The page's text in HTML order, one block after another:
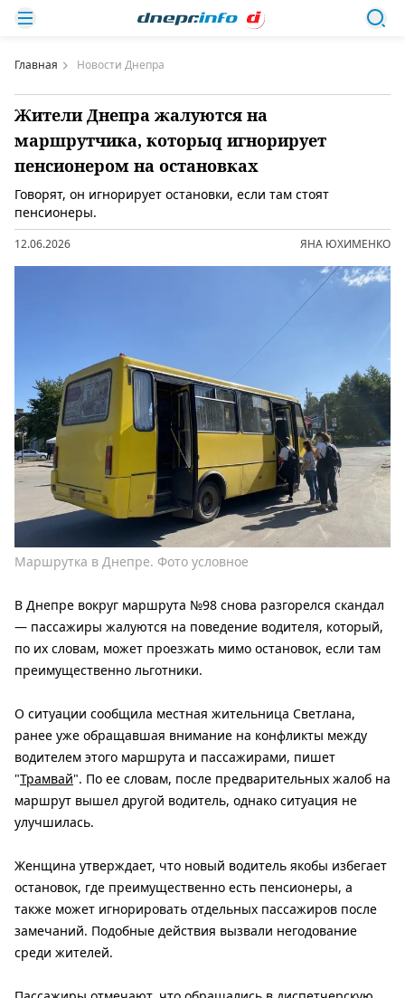
Главная Новости Днепра
Жители Днепра жалуются на
маршрутчика, которыq игнорирует
пенсионером на остановках
Говорят, он игнорирует остановки, если там стоят
пенсионеры.
12.06.2026 ЯНА ЮХИМЕНКО
Маршрутка в Днепре. Фото условное
В Днепре вокруг маршрута №98 снова разгорелся скандал
— пассажиры жалуются на поведение водителя, который,
по их словам, может проезжать мимо остановок, если там
преимущественно льготники.
О ситуации сообщила местная жительница Светлана,
ранее уже обращавшая внимание на конфликты между
водителем этого маршрута и пассажирами, пишет
"Трамвай". По ее словам, после предварительных жалоб на
маршрут вышел другой водитель, однако ситуация не
улучшилась.
Женщина утверждает, что новый водитель якобы избегает
остановок, где преимущественно есть пенсионеры, а
также может игнорировать отдельных пассажиров после
замечаний. Подобные действия вызвали негодование
среди жителей.